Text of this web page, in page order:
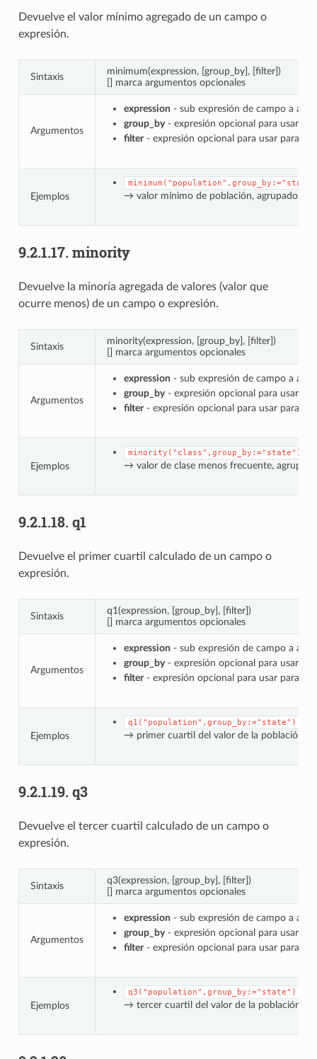
Devuelve el valor mínimo agregado de un campo o
expresión.
Sintaxis
minimum(expression, [group_by], [filter])
[] marca argumentos opcionales
Argumentos
expression - sub expresión de campo a
group_by- expresión opcional para usar
filter- expresión opcional para usar para
Ejemplos → valor mínimo de población, agrupado por
9.2.1.17. minority
Devuelve la minoría agregada de valores (valor que
ocurre menos) de un campo o expresión.
Sintaxis
minority(expression, [group_by], [filter])
[] marca argumentos opcionales
Argumentos
expression - sub expresión de campo a
group_by- expresión opcional para usar
filter- expresión opcional para usar para
Ejemplos
minority("class",group_by:="state")
→ valor de clase menos frecuente,
9.2.1.18. q1
Devuelve el primer cuartil calculado de un campo o
expresión.
Sintaxis
q1(expression, [group_by], [filter])
[] marca argumentos opcionales
Argumentos
expression - sub expresión de campo a
group_by- expresión opcional para usar
filter- expresión opcional para usar para
Ejemplos
q1("population",group_by:="state")
→ primer cuartil del valor de la población,
9.2.1.19. q3
Devuelve el tercer cuartil calculado de un campo o
expresión.
Sintaxis
q3(expression, [group_by], [filter])
[] marca argumentos opcionales
Argumentos
expression - sub expresión de campo a
group_by- expresión opcional para usar
filter- expresión opcional para usar para
Ejemplos
q3("population",group_by:="state")
→ tercer cuartil del valor de la población,